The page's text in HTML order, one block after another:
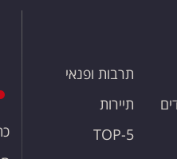
תרבות ופנאי
תיירות
TOP-5